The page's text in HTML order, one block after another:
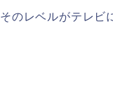
そのレベルがテレビ